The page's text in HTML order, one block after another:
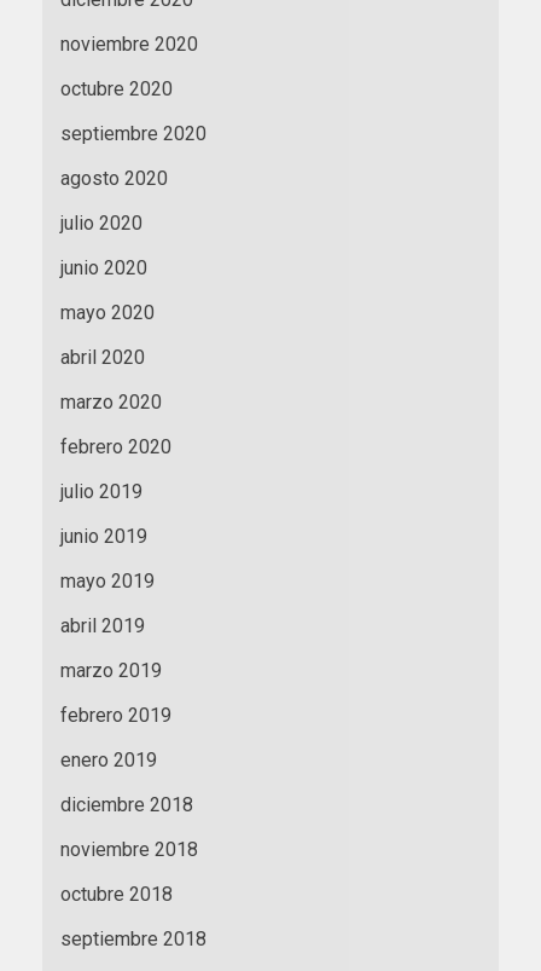
noviembre 2020
octubre 2020
septiembre 2020
agosto 2020
julio 2020
junio 2020
mayo 2020
abril 2020
marzo 2020
febrero 2020
julio 2019
junio 2019
mayo 2019
abril 2019
marzo 2019
febrero 2019
enero 2019
diciembre 2018
noviembre 2018
octubre 2018
septiembre 2018